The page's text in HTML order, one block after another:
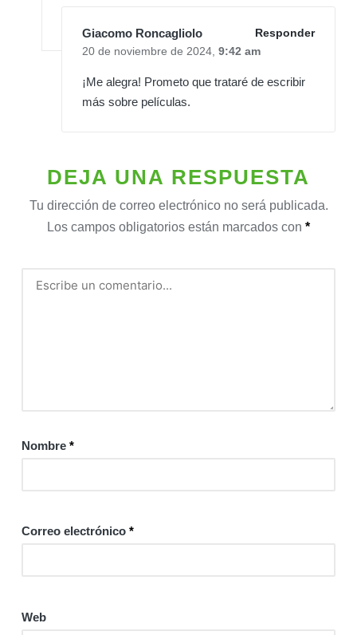
Giacomo Roncagliolo
Responder
20 de noviembre de 2024, 9:42 am
¡Me alegra! Prometo que trataré de escribir
más sobre películas.
DEJA UNA RESPUESTA
Tu dirección de correo electrónico no será publicada.
Los campos obligatorios están marcados con *
Nombre *
Correo electrónico *
Web